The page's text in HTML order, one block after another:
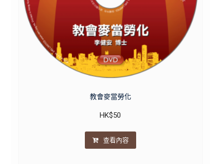
教會麥當勞化
HK$50
查看內容